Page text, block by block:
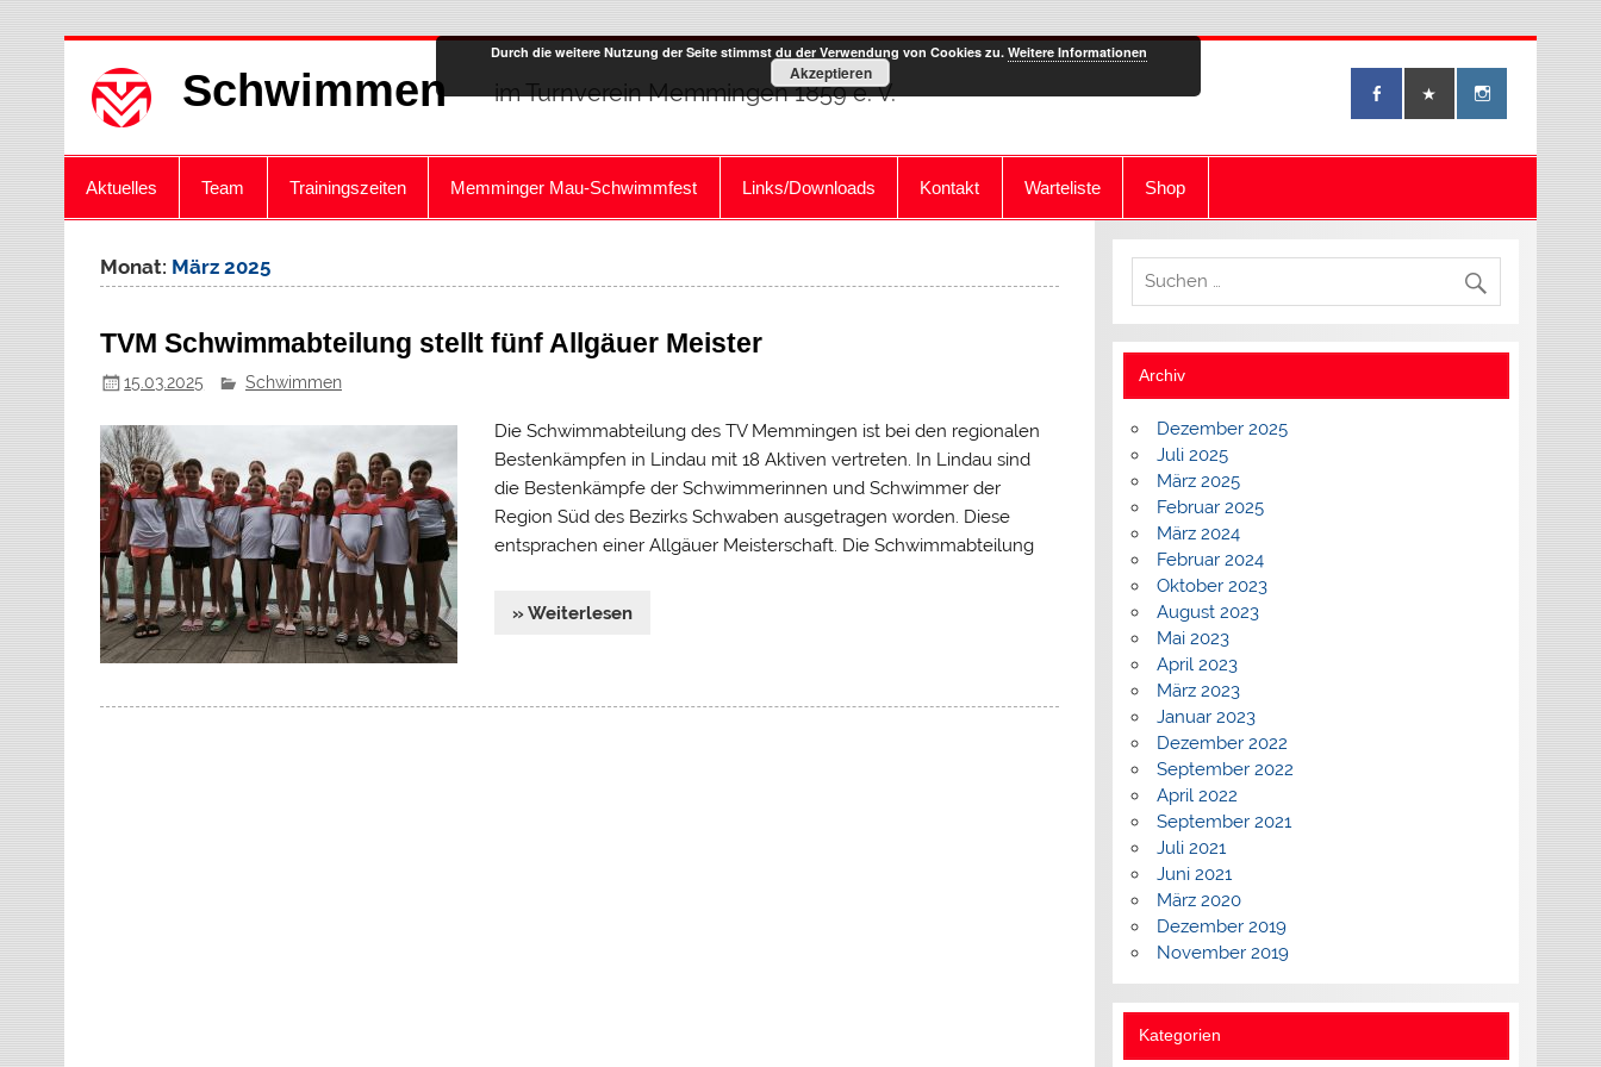
Schwimmen im Turnverein Memmingen 1859 e. V.
Aktuelles Team Trainingszeiten Memminger Mau-Schwimmfest Links/Downloads Kontakt Warteliste Shop
Monat: März 2025
TVM Schwimmabteilung stellt fünf Allgäuer Meister
15.03.2025 Schwimmen
Die Schwimmabteilung des TV Memmingen ist bei den regionalen
Bestenkämpfen in Lindau mit 18 Aktiven vertreten. In Lindau sind
die Bestenkämpfe der Schwimmerinnen und Schwimmer der
Region Süd des Bezirks Schwaben ausgetragen worden. Diese
entsprachen einer Allgäuer Meisterschaft. Die Schwimmabteilung
» Weiterlesen
Archiv
Dezember 2025
Juli 2025
März 2025
Februar 2025
März 2024
Februar 2024
Oktober 2023
August 2023
Mai 2023
April 2023
März 2023
Januar 2023
Dezember 2022
September 2022
April 2022
September 2021
Juli 2021
Juni 2021
März 2020
Dezember 2019
November 2019
Kategorien
Durch die weitere Nutzung der Seite stimmst du der Verwendung von Cookies zu. Weitere Informationen
Akzeptieren